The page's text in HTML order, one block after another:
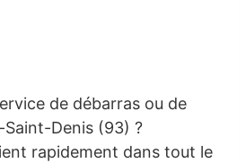
de débarras ou de
Denis (93) ?
rapidement dans tout le